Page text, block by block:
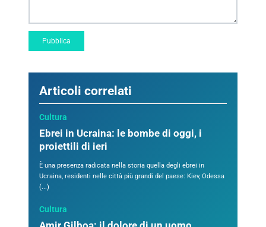
Articoli correlati
Cultura
Ebrei in Ucraina: le bombe di oggi, i
proiettili di ieri
È una presenza radicata nella storia quella degli ebrei in
Ucraina, residenti nelle città più grandi del paese: Kiev, Odessa
(...)
Cultura